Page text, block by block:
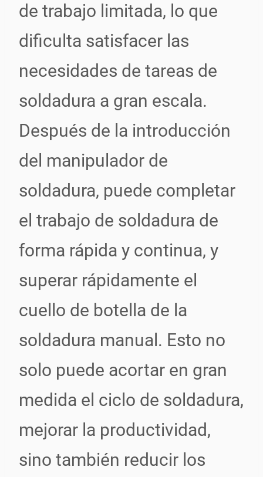
de trabajo limitada, lo que
dificulta satisfacer las
necesidades de tareas de
soldadura a gran escala.
Después de la introducción
del manipulador de
soldadura, puede completar
el trabajo de soldadura de
forma rápida y continua, y
superar rápidamente el
cuello de botella de la
soldadura manual. Esto no
solo puede acortar en gran
medida el ciclo de soldadura,
mejorar la productividad,
sino también reducir los